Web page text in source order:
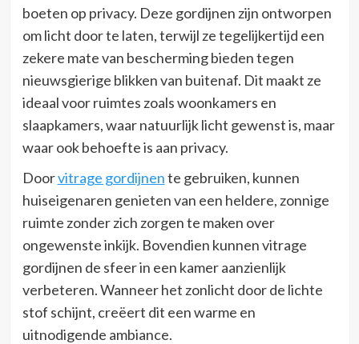
boeten op privacy. Deze gordijnen zijn ontworpen
om licht door te laten, terwijl ze tegelijkertijd een
zekere mate van bescherming bieden tegen
nieuwsgierige blikken van buitenaf. Dit maakt ze
ideaal voor ruimtes zoals woonkamers en
slaapkamers, waar natuurlijk licht gewenst is, maar
waar ook behoefte is aan privacy.
Doorvitrage gordijnente gebruiken, kunnen
huiseigenaren genieten van een heldere, zonnige
ruimte zonder zich zorgen te maken over
ongewenste inkijk. Bovendien kunnen vitrage
gordijnen de sfeer in een kamer aanzienlijk
verbeteren. Wanneer het zonlicht door de lichte
stof schijnt, creëert dit een warme en
uitnodigende ambiance.